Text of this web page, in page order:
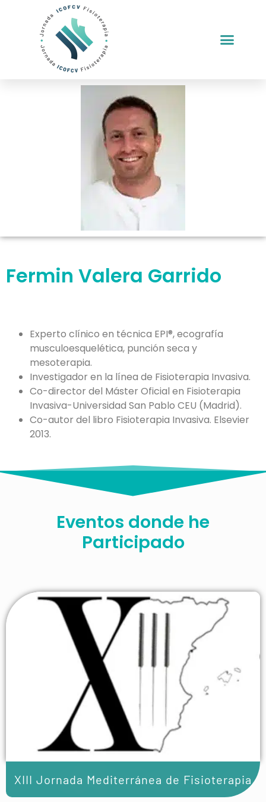
Fermin Valera Garrido
Experto clínico en técnica EPI®, ecografía
musculoesquelética, punción seca y
mesoterapia.
Investigador en la línea de Fisioterapia Invasiva.
Co-director del Máster Oficial en Fisioterapia
Invasiva-Universidad San Pablo CEU (Madrid).
Co-autor del libro Fisioterapia Invasiva. Elsevier
2013.
Eventos donde he
Participado
XIII Jornada Mediterránea de Fisioterapia